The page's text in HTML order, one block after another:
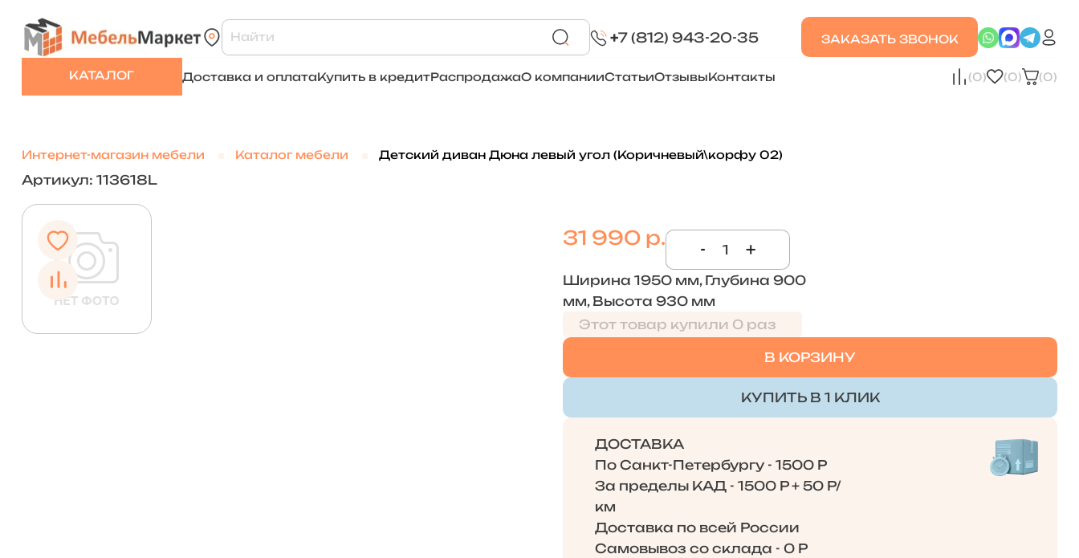
+7 (812) 943-20-35 ЗАКАЗАТЬ ЗВОНОК
КАТАЛОГ Доставка и оплатаКупить в кредитРаспродажаО компанииСтатьиОтзывыКонтакты (0) (0) (0)
Интернет-магазин мебели Каталог мебели Детский диван Дюна левый угол (Коричневый\корфу 02)
Артикул: 113618L
31 990 р. - +
Ширина 1950 мм, Глубина 900
мм, Высота 930 мм
Этот товар купили 0 раз
В КОРЗИНУ
КУПИТЬ В 1 КЛИК
ДОСТАВКА
По Санкт-Петербургу - 1500 Р
За пределы КАД - 1500 Р + 50 Р/
км
Доставка по всей России
Самовывоз со склада - 0 Р